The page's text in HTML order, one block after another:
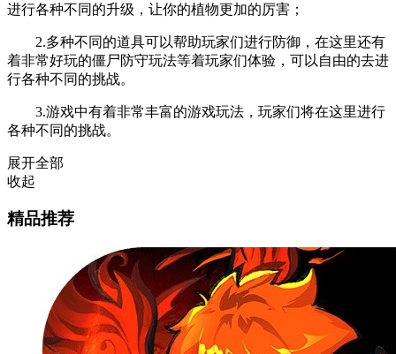
进行各种不同的升级，让你的植物更加的厉害；
2.多种不同的道具可以帮助玩家们进行防御，在这里还有
着非常好玩的僵尸防守玩法等着玩家们体验，可以自由的去进
行各种不同的挑战。
3.游戏中有着非常丰富的游戏玩法，玩家们将在这里进行
各种不同的挑战。
展开全部
收起
精品推荐